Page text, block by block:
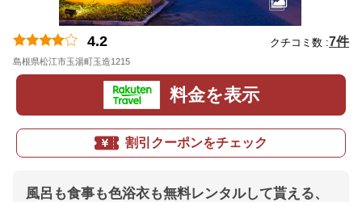
4.2 クチコミ数 :7件
島根県松江市玉湯町玉造1215
料金を表示
割引クーポンをチェック
風呂も食事も色浴衣も無料レンタルして貰える、